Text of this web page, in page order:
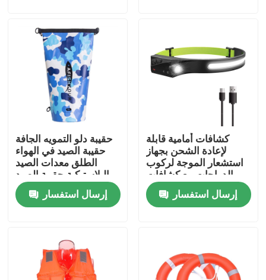
المنتجات
الزي العسكري القتالي
زي التمويه العسكري
درع عسكري باليستي
قمصان عسكرية تكتيكية
حقيبة ظهر عسكرية تكتيكية
حقيبة دلو التمويه الجافة
حقيبة الصيد في الهواء
الطلق معدات الصيد
البلاستيكية حقيبة الصيد
الجافة المضادة للماء
إرسال استفسار
كشافات أمامية قابلة
لإعادة الشحن بجهاز
استشعار الموجة لركوب
الدراجات مع كشافات
USB قابلة لإعادة الشحن
إرسال استفسار